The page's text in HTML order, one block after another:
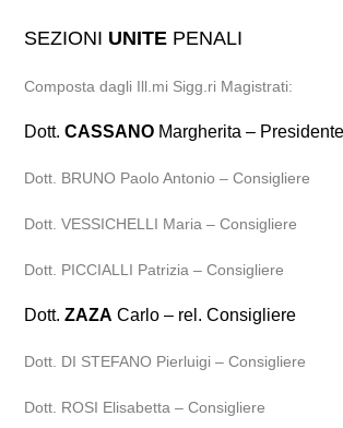
SEZIONI UNITE PENALI
Composta dagli Ill.mi Sigg.ri Magistrati:
Dott.CASSANO Margherita – Presidente
Dott. BRUNO Paolo Antonio – Consigliere
Dott. VESSICHELLI Maria – Consigliere
Dott. PICCIALLI Patrizia – Consigliere
Dott.ZAZA Carlo – rel. Consigliere
Dott. DI STEFANO Pierluigi – Consigliere
Dott. ROSI Elisabetta – Consigliere